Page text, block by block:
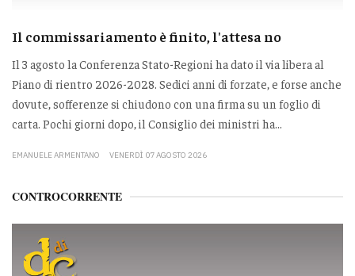
Il commissariamento è finito, l'attesa no
Il 3 agosto la Conferenza Stato-Regioni ha dato il via libera al
Piano di rientro 2026-2028. Sedici anni di forzate, e forse anche
dovute, sofferenze si chiudono con una firma su un foglio di
carta. Pochi giorni dopo, il Consiglio dei ministri ha...
EMANUELE ARMENTANO VENERDÌ 07 AGOSTO 2026
CONTROCORRENTE